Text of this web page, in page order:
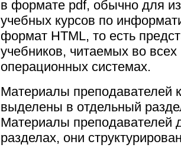
в формате pdf, обычно для
учебных курсов по
формат HTML, то есть
учебников, читаемых во
операционных системах.
Материалы
выделены в отдельный
Материалы преподавателей
разделах, они